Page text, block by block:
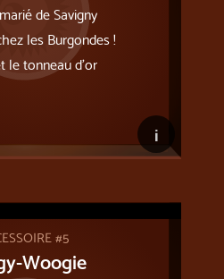
de Savigny
les Burgondes !
le tonneau d’or
i
#5
Woogie